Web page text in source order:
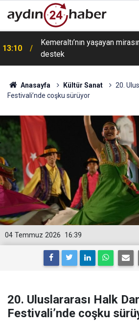
13:10
Kemeraltı’nın yaşayan
destek
Anasayfa Kültür Sanat
20.
Festivali’nde coşku sürüyor
16:39
04 Temmuz 2026
20. Uluslararası Halk
Festivali’nde coşku